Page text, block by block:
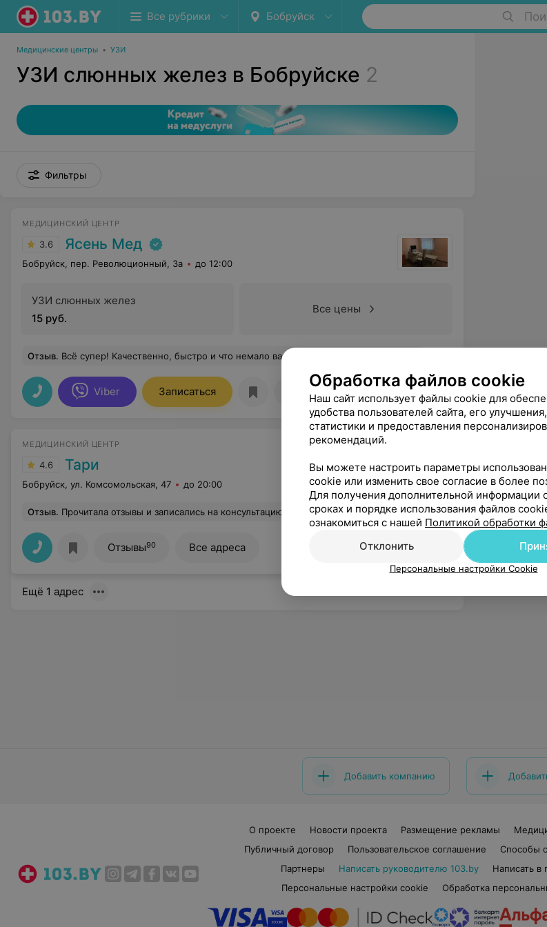
Все рубрики Бобруйск
Медицинские центры • УЗИ
УЗИ слюнных желез в Бобруйске 2
Фильтры
МЕДИЦИНСКИЙ ЦЕНТР
3.6 Ясень Мед
Бобруйск, пер. Революционный, 3а до 12:00
УЗИ слюнных желез
15 руб.
Все цены
Отзыв. Всё супер! Качественно, быстро и что немало важно бюджетно! Советую
Viber Записаться Отзывы 35
МЕДИЦИНСКИЙ ЦЕНТР
4.6 Тари
Бобруйск, ул. Комсомольская, 47 до 20:00
Отзыв. Прочитала отзывы и записались на консультацию к Александру Николаевичу. Врач мне очень понравился, по моей проблеме все рассказал и дал рекомендации. Планирую записаться к нему на второй прием, а потом уже и на операцию. Еще
Отзывы90 Все адреса
Ещё 1 адрес
Добавить компанию
О проекте Новости проекта Размещение рекламы
Публичный договор
Пользовательское соглашение Способы
Партнеры
Написать руководителю 103.by
Написать в
Персональные настройки cookie
Обработка
Обработка файлов cookie
Наш сайт использует файлы cookie для
удобства пользователей сайта, его
статистики и предоставления
рекомендаций.
Вы можете настроить параметры
cookie или изменить свое согласие в более
Для получения дополнительной информации
сроках и порядке использования файлов
ознакомиться с нашей Политикой обработки
Отклонить
Персональные настройки Cookie